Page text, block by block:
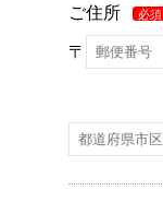
ご住所 必須
〒